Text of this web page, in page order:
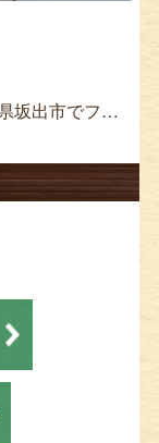
香川県坂出市でフィギュア買取 聖闘士星矢 聖衣大系 神闘衣 »